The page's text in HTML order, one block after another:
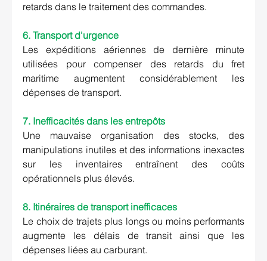
retards dans le traitement des commandes.
6. Transport d'urgence
Les expéditions aériennes de dernière minute
utilisées pour compenser des retards du fret
maritime augmentent considérablement les
dépenses de transport.
7. Inefficacités dans les entrepôts
Une mauvaise organisation des stocks, des
manipulations inutiles et des informations inexactes
sur les inventaires entraînent des coûts
opérationnels plus élevés.
8. Itinéraires de transport inefficaces
Le choix de trajets plus longs ou moins performants
augmente les délais de transit ainsi que les
dépenses liées au carburant.